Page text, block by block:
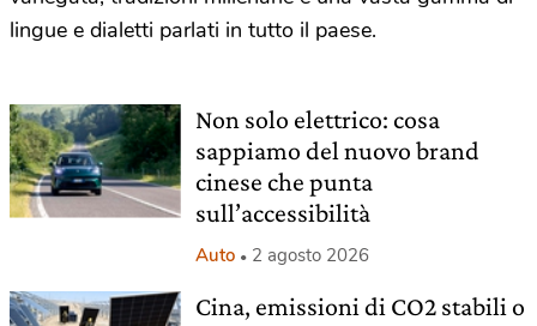
lingue e dialetti parlati in tutto il paese.
Non solo elettrico: cosa
sappiamo del nuovo brand
cinese che punta
sull’accessibilità
Auto 2 agosto 2026
Cina, emissioni di CO2 stabili o